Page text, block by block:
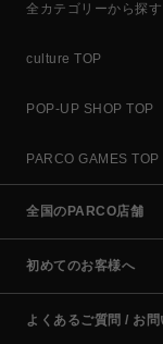
全カテゴリーから探す
culture TOP
POP-UP SHOP TOP
PARCO GAMES TOP
全国のPARCO店舗
初めてのお客様へ
よくあるご質問 / お